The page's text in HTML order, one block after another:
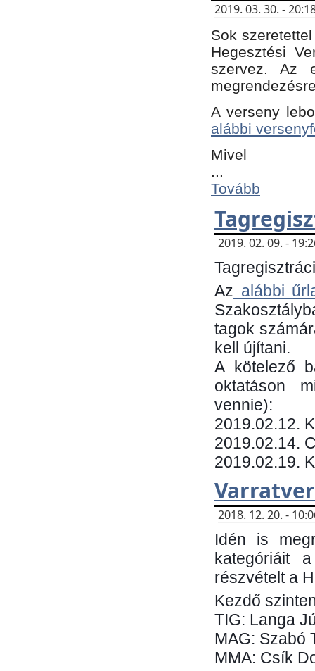
2019. 03. 30. -
Sok
Hegesztési
szervez. Az
A verseny
alábbi
Mivel
...
Tovább
2019. 02. 09. -
Az alábbi
tagok
kell újítani.
​A kötelező
oktatáson
vennie):
​2019.02.12.
2019.02.14.
2019.02.19.
2018. 12. 20. -
Idén is
kategóriáit
részvételt a
Kezdő
TIG: Langa
MAG: Szabó
MMA: Csík